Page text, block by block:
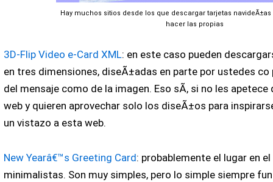
Hay muchos sitios desde los que descargar tarjetas
hacer las propias
3D-Flip Video e-Card XML: en este caso pueden
en tres dimensiones, diseÃ±adas en parte por ustedes
del mensaje como de la imagen. Eso sÃ­, si no les apetece
web y quieren aprovechar solo los diseÃ±os para
un vistazo a esta web.
New Yearâ€™s Greeting Card: probablemente el lugar en
minimalistas. Son muy simples, pero lo simple siempre